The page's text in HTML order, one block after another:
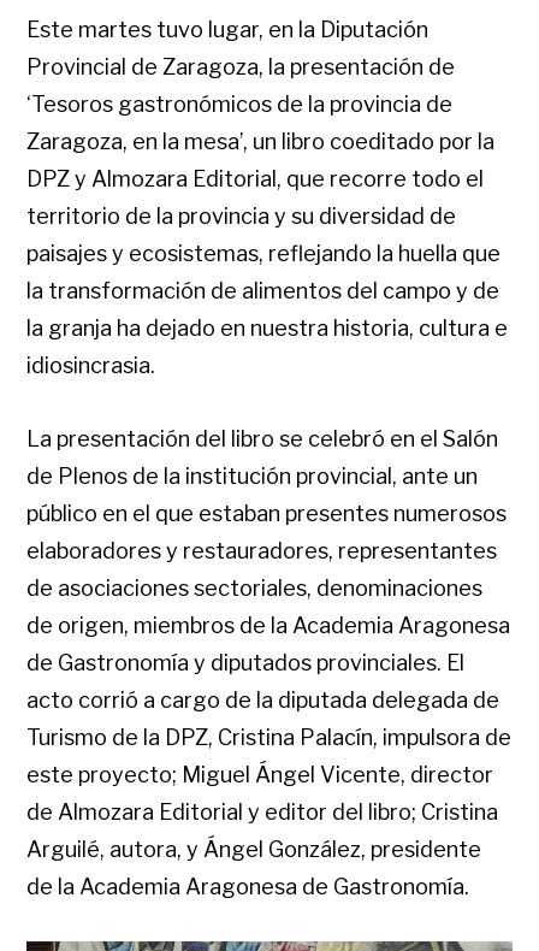
Este martes tuvo lugar, en la Diputación
Provincial de Zaragoza, la presentación de
‘Tesoros gastronómicos de la provincia de
Zaragoza, en la mesa’, un libro coeditado por la
DPZ y Almozara Editorial, que recorre todo el
territorio de la provincia y su diversidad de
paisajes y ecosistemas, reflejando la huella que
la transformación de alimentos del campo y de
la granja ha dejado en nuestra historia, cultura e
idiosincrasia.
La presentación del libro se celebró en el Salón
de Plenos de la institución provincial, ante un
público en el que estaban presentes numerosos
elaboradores y restauradores, representantes
de asociaciones sectoriales, denominaciones
de origen, miembros de la Academia Aragonesa
de Gastronomía y diputados provinciales. El
acto corrió a cargo de la diputada delegada de
Turismo de la DPZ, Cristina Palacín, impulsora de
este proyecto; Miguel Ángel Vicente, director
de Almozara Editorial y editor del libro; Cristina
Arguilé, autora, y Ángel González, presidente
de la Academia Aragonesa de Gastronomía.